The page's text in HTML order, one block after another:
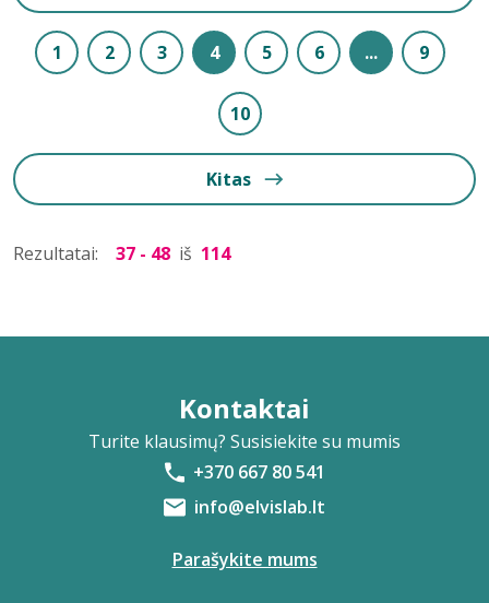
1 2 3 4 5 6 ... 9
10
Kitas
Rezultatai: 37 - 48 iš 114
Kontaktai
Turite klausimų? Susisiekite su mumis
+370 667 80 541
info@elvislab.lt
Parašykite mums